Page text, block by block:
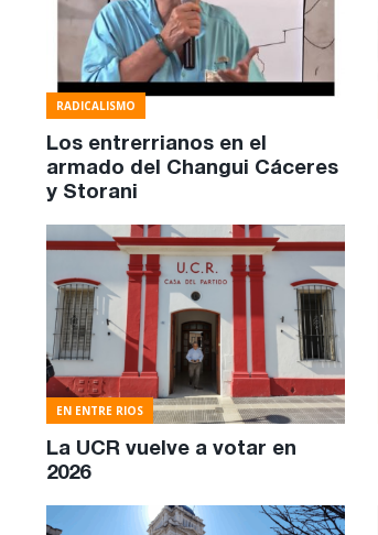
RADICALISMO
Los entrerrianos en el
armado del Changui Cáceres
y Storani
EN ENTRE RIOS
La UCR vuelve a votar en
2026